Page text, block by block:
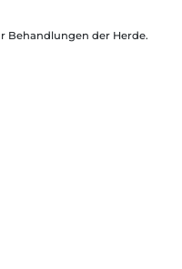
Behandlungen der Herde.